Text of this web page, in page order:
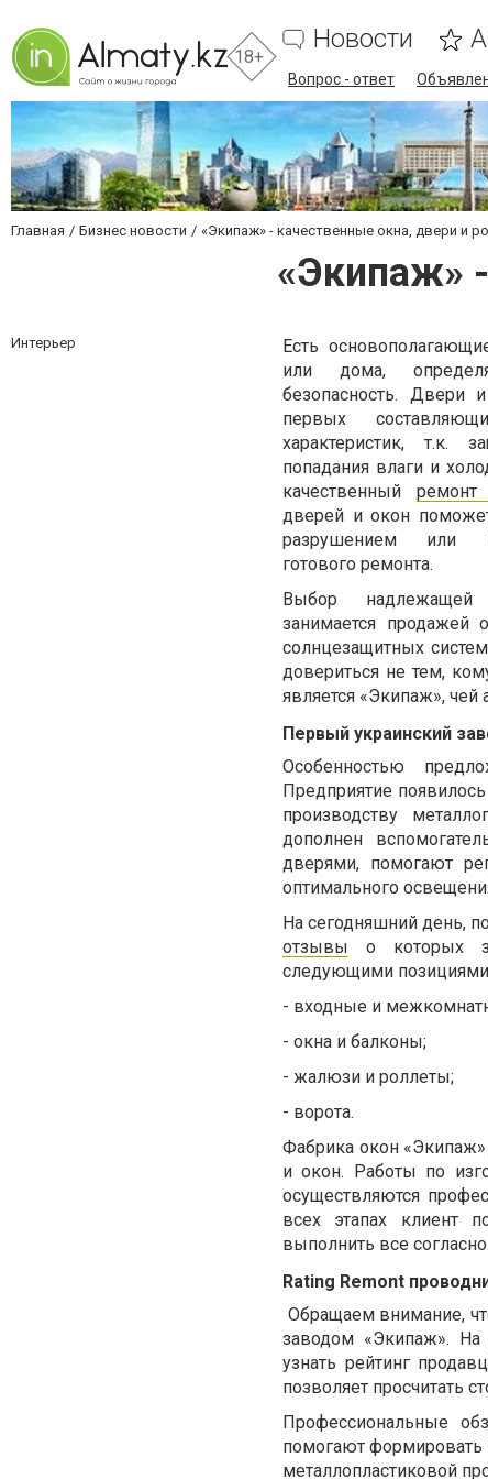
18+
Новости
Вопрос - ответ
Главная Бизнес новости «Экипаж» - качественные окна, двери и
«Экипаж»
Интерьер
Есть
или дома,
безопасность. Двери
первых
характеристик, т.к.
попадания влаги и
качественный ремонт
дверей и окон
разрушением или
готового ремонта.
Выбор надлежащей
занимается продажей
солнцезащитных
довериться не тем,
является «Экипаж», чей
Первый украинский
Особенностью
Предприятие
производству
дополнен
дверями, помогают
оптимального
На сегодняшний день,
отзывы о которых
следующими позициями
- входные и
- окна и балконы;
- жалюзи и роллеты;
- ворота.
Фабрика окон «Экипаж»
и окон. Работы по
осуществляются
всех этапах клиент
выполнить все
Rating Remont
Обращаем внимание,
заводом «Экипаж». На
узнать рейтинг
позволяет просчитать
Профессиональные
помогают формировать
металлопластиковой